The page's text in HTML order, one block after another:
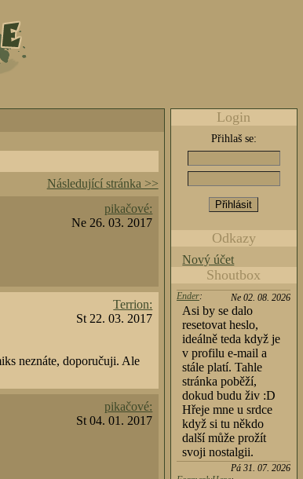
Následující stránka >>
pikačové:
Ne 26. 03. 2017
Terrion:
St 22. 03. 2017
neznáte, doporučuji. Ale
pikačové:
St 04. 01. 2017
Login
Přihlaš se:
Odkazy
Nový účet
Shoutbox
Ne 02. 08. 2026
Ender:
Asi by se dalo
resetovat heslo,
ideálně teda když je
v profilu e-mail a
stále platí. Tahle
stránka poběží,
dokud budu živ :D
Hřeje mne u srdce
když si tu někdo
další může prožít
svoji nostalgii.
Pá 31. 07. 2026